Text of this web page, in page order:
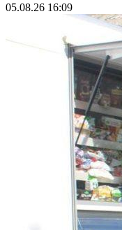
05.08.26 16:09